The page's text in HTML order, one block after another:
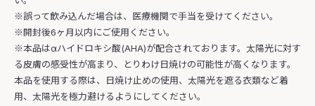
※誤って飲み込んだ場合は、医療機関で手当を受けてください。
※開封後6ヶ月以内にご使用ください。
※本品はαハイドロキシ酸(AHA)が配合されております。太陽光に対す
る皮膚の感受性が高まり、とりわけ日焼けの可能性が高くなります。
本品を使用する際は、日焼け止めの使用、太陽光を遮る衣類など着
用、太陽光を極力避けるようにしてください。